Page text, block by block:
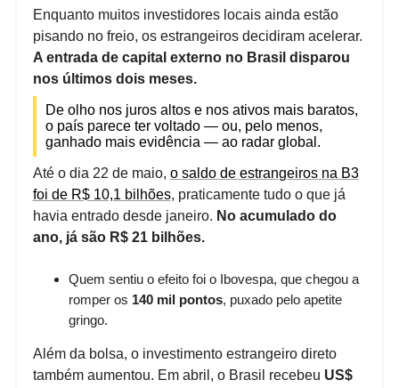
Enquanto muitos investidores locais ainda estão
pisando no freio, os estrangeiros decidiram acelerar.
A entrada de capital externo no Brasil disparou
nos últimos dois meses.
De olho nos juros altos e nos ativos mais baratos,
o país parece ter voltado — ou, pelo menos,
ganhado mais evidência — ao radar global.
Até o dia 22 de maio, o saldo de estrangeiros na B3
foi de R$ 10,1 bilhões, praticamente tudo o que já
havia entrado desde janeiro. No acumulado do
ano, já são R$ 21 bilhões.
Quem sentiu o efeito foi o Ibovespa, que chegou a
romper os 140 mil pontos, puxado pelo apetite
gringo.
Além da bolsa, o investimento estrangeiro direto
também aumentou. Em abril, o Brasil recebeu US$